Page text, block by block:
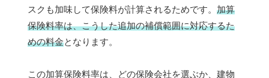
スクも加味して保険料が計算されるためです。 加算
保険料率は、こうした追加の補償範囲に対応するた
めの料金となります。
この加算保険料率は、どの保険会社を選ぶか、建物